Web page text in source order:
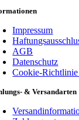
Impressum
AGB
Datenschutz
Cookie-
& Versandarten